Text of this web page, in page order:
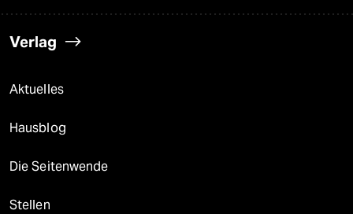
Verlag
Aktuelles
Hausblog
Die Seitenwende
Stellen